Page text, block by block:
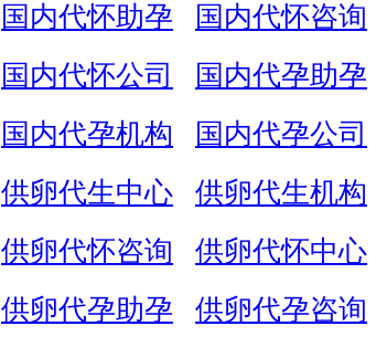
国内代怀助孕
国内代怀咨询
国内代怀公司
国内代孕助孕
国内代孕机构
国内代孕公司
供卵代生中心
供卵代生机构
供卵代怀咨询
供卵代怀中心
供卵代孕助孕
供卵代孕咨询